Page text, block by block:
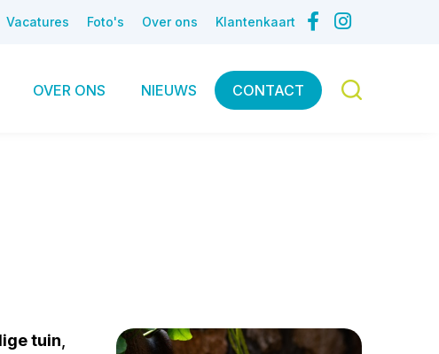
Vacatures Foto's Over ons Klantenkaart
OVER ONS NIEUWS CONTACT
tuin